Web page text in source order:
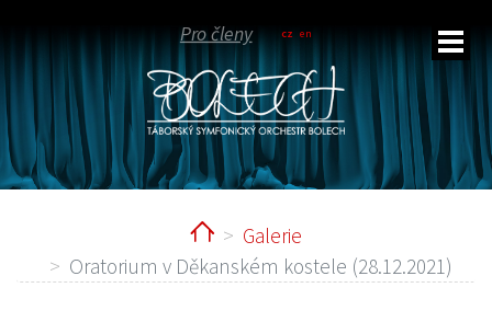
Pro členy cz en
HomeGalerie
Oratorium v Děkanském kostele (28.12.2021)